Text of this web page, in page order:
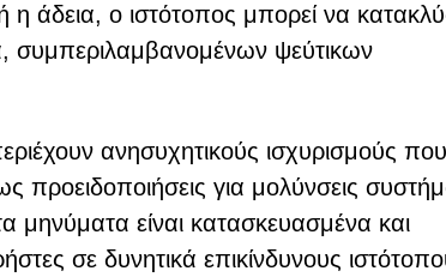
άδεια, ο ιστότοπος μπορεί να
συμπεριλαμβανομένων ψεύτικων
ανησυχητικούς ισχυρισμούς που
για μολύνσεις
μηνύματα είναι κατασκευασμένα και
σε δυνητικά επικίνδυνους